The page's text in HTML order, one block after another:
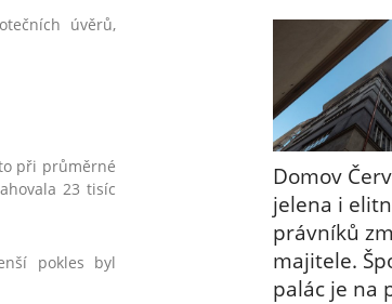
úvěrů,
při průměrné
23 tisíc
pokles byl
Domov
jelena i
právníků
majitele.
palác je na